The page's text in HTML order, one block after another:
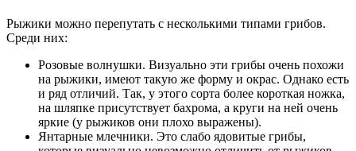
Рыжики можно перепутать с несколькими типами грибов.
Среди них:
Розовые волнушки. Визуально эти грибы очень похожи
на рыжики, имеют такую же форму и окрас. Однако есть
и ряд отличий. Так, у этого сорта более короткая ножка,
на шляпке присутствует бахрома, а круги на ней очень
яркие (у рыжиков они плохо выражены).
Янтарные млечники. Это слабо ядовитые грибы,